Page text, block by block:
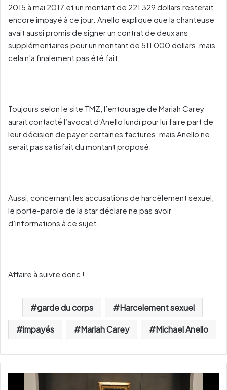
2015 à mai 2017 et un montant de 221 329 dollars resterait
encore impayé à ce jour. Anello explique que la chanteuse
avait aussi promis de signer un contrat de deux ans
supplémentaires pour un montant de 511 000 dollars, mais
cela n’a finalement pas été fait.
Toujours selon le site TMZ, l’entourage de Mariah Carey
aurait contacté l’avocat d’Anello lundi pour lui faire part de
leur décision de payer certaines factures, mais Anello ne
serait pas satisfait du montant proposé.
Aussi, concernant les accusations de harcèlement sexuel,
le porte-parole de la star déclare ne pas avoir
d’informations à ce sujet.
Affaire à suivre donc !
garde du corps Harcelement sexuel
impayés Mariah Carey Michael Anello